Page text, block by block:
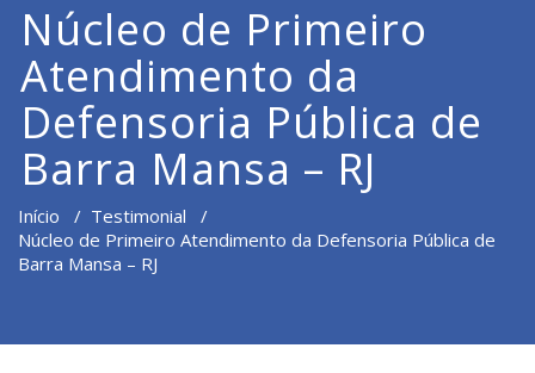
Núcleo de Primeiro
Atendimento da
Defensoria Pública de
Barra Mansa – RJ
Início / Testimonial /
Núcleo de Primeiro Atendimento da Defensoria Pública de
Barra Mansa – RJ